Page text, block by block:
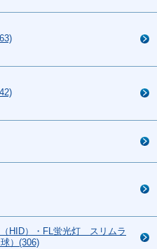
HID）・FL蛍光灯 スリムラ
）(306)